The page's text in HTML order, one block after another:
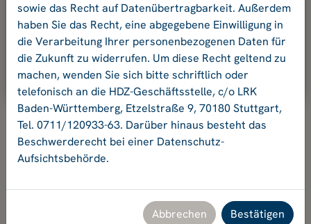
Passwort:
Ok
Hochschuldidaktikzentrum Baden-Württemberg
Etzelstraße 9, 70180 Stuttgart, Tel. +49 711 120933-63,
sowie das Recht auf Datenübertragbarkeit. Außerdem
haben Sie das Recht, eine abgegebene Einwilligung in
die Verarbeitung Ihrer personenbezogenen Daten für
die Zukunft zu widerrufen. Um diese Recht geltend zu
machen, wenden Sie sich bitte schriftlich oder
telefonisch an die HDZ-Geschäftsstelle, c/o LRK
Baden-Württemberg, Etzelstraße 9, 70180 Stuttgart,
Tel. 0711/120933-63. Darüber hinaus besteht das
Beschwerderecht bei einer Datenschutz-
Aufsichtsbehörde.
Abbrechen Bestätigen